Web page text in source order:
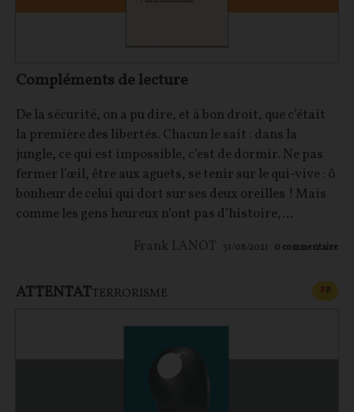
Compléments de lecture
De la sécurité, on a pu dire, et à bon droit, que c’était
la première des libertés. Chacun le sait : dans la
jungle, ce qui est impossible, c’est de dormir. Ne pas
fermer l’œil, être aux aguets, se tenir sur le qui-vive : ô
bonheur de celui qui dort sur ses deux oreilles ! Mais
comme les gens heureux n’ont pas d’histoire,...
Frank LANOT
31/08/2021 0 commentaire
ATTENTATTERRORISME FP